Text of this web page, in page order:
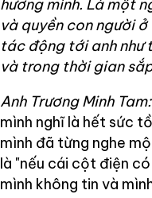
hương mình. Là một
và quyền con người
tác động tới anh như
và trong thời gian
Anh Trương Minh Tam:
mình nghĩ là hết sức
mình đã từng nghe
là "nếu cái cột điện
mình không tin và